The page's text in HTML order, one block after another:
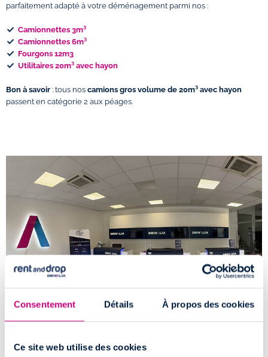
Consentement Détails À propos des cookies
Ce site web utilise des cookies
parfaitement adapté à votre déménagement parmi nos :
Camionnettes 3m³
Camionnettes 6m³
Fourgons 12m3
Utilitaires 20m³ avec hayon
Bon à savoir : tous nos camions gros volume de 20m³ avec hayon
passent en catégorie 2 aux péages.